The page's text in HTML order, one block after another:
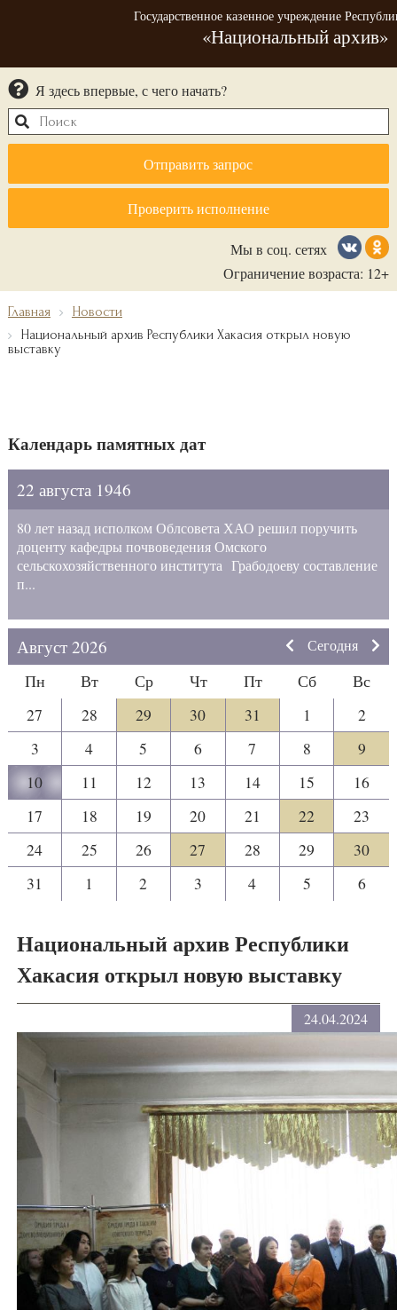
Государственное казенное учреждение
«Национальный архив»
Я здесь впервые, с чего начать?
Отправить запрос
Проверить исполнение
Мы в соц. сетях
Ограничение возраста: 12+
Главная
Новости
Национальный архив Республики Хакасия открыл новую
выставку
Календарь памятных дат
22 августа 1946
80 лет назад исполком Облсовета ХАО решил поручить
доценту кафедры почвоведения Омского
сельскохозяйственного института Грабодоеву составление
п...
Август 2026 Сегодня
Пн Вт Ср Чт Пт Сб
Вс
27
28 29 30 31 1
2
3
4 5 6 7 8
9
10
11 12 13 14 15
16
17
18 19 20 21 22
23
24
25 26 27 28 29
30
31
1 2 3 4 5 6
Национальный архив Республики
Хакасия открыл новую выставку
24.04.2024